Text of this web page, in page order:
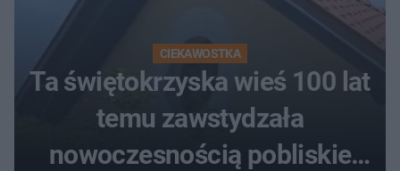
CIEKAWOSTKA
Ta świętokrzyska wieś 100 lat
temu zawstydzała
nowoczesnością pobliskie